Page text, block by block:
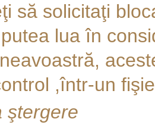
să solicitaţi
lua în
,într-un
ştergere